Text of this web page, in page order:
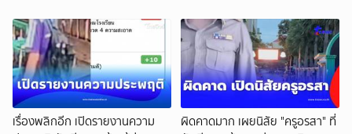
เรื่องพลิกอีก เปิดรายงานความ
ผิดคาดมาก เผยนิสัย "ครูอรสา" ที่